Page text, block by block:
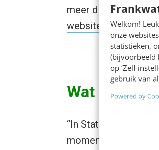
Welkom!
onze
statistieken,
(bijvoorbeeld
op ‘Zelf
gebruik van
Powered by
meer directe
website
Wat zijn de
“In Statu Nascendi
moment is het pas